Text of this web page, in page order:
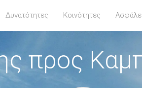
Δυνατότητες Κοινότητες
προς